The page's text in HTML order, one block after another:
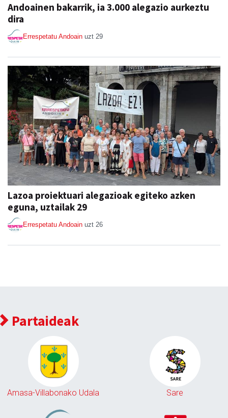
Andoainen bakarrik, ia 3.000 alegazio aurkeztu
dira
Errespetatu Andoain uzt 29
Lazoa proiektuari alegazioak egiteko azken
eguna, uztailak 29
Errespetatu Andoain uzt 26
Partaideak
Amasa-Villabonako Udala Sare